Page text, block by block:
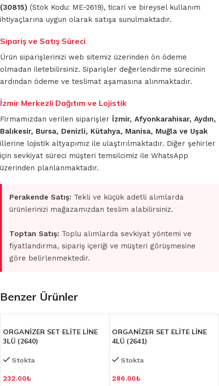
(30815) (Stok Kodu: ME-2619), ticari ve bireysel kullanım
ihtiyaçlarına uygun olarak satışa sunulmaktadır.
Sipariş ve Satış Süreci
Ürün siparişlerinizi web sitemiz üzerinden ön ödeme
olmadan iletebilirsiniz. Siparişler değerlendirme sürecinin
ardından ödeme ve teslimat aşamasına alınmaktadır.
İzmir Merkezli Dağıtım ve Lojistik
Firmamızdan verilen siparişler İzmir, Afyonkarahisar, Aydın,
Balıkesir, Bursa, Denizli, Kütahya, Manisa, Muğla ve Uşak
illerine lojistik altyapımız ile ulaştırılmaktadır. Diğer şehirler
için sevkiyat süreci müşteri temsilcimiz ile WhatsApp
üzerinden planlanmaktadır.
Perakende Satış: Tekli ve küçük adetli alımlarda
ürünlerinizi mağazamızdan teslim alabilirsiniz.
Toptan Satış: Toplu alımlarda sevkiyat yöntemi ve
fiyatlandırma, sipariş içeriği ve müşteri görüşmesine
göre belirlenmektedir.
Benzer Ürünler
ORGANİZER SET ELİTE LİNE
3LÜ (2640)
Stokta
232.00₺
ORGANİZER SET ELİTE LİNE
4LÜ (2641)
Stokta
286.00₺